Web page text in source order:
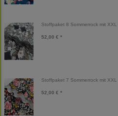
Stoffpaket 8 Sommerrock mit XXL
52,00 € *
Stoffpaket 7 Sommerrock mit XXL
52,00 € *